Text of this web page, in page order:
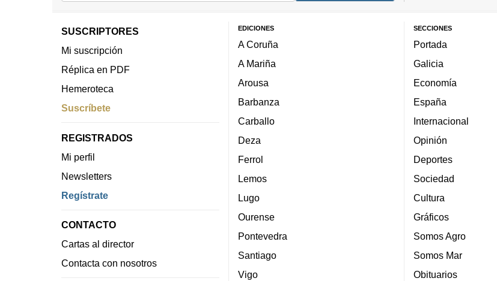
SUSCRIPTORES
Mi suscripción
Réplica en PDF
Hemeroteca
Suscríbete
REGISTRADOS
Mi perfil
Newsletters
Regístrate
CONTACTO
Cartas al director
Contacta con nosotros
EDICIONES
A Coruña
A Mariña
Arousa
Barbanza
Carballo
Deza
Ferrol
Lemos
Lugo
Ourense
Pontevedra
Santiago
Vigo
SECCIONES
Portada
Galicia
Economía
España
Internacional
Opinión
Deportes
Sociedad
Cultura
Gráficos
Somos Agro
Somos Mar
Obituarios